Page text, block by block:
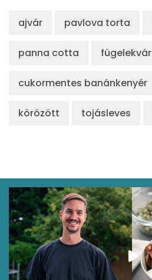
ajvár pavlova torta
panna cotta fügelekvár
cukormentes banánkenyér
körözött tojásleves